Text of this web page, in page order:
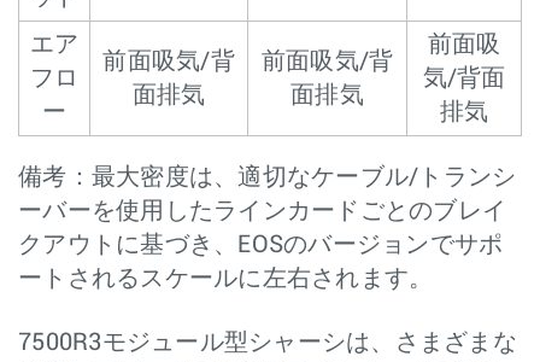
エア
フロ
ー
前面吸気/背
面排気
前面吸気/背
面排気
前面吸
気/背面
排気
備考：最大密度は、適切なケーブル/トランシ
ーバーを使用したラインカードごとのブレイ
クアウトに基づき、EOSのバージョンでサポ
ートされるスケールに左右されます。
7500R3モジュール型シャーシは、さまざまな